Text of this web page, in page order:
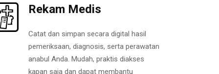
Rekam Medis
Catat dan simpan secara digital hasil
pemeriksaan, diagnosis, serta perawatan
anabul Anda. Mudah, praktis diakses
kapan saja dan dapat membantu